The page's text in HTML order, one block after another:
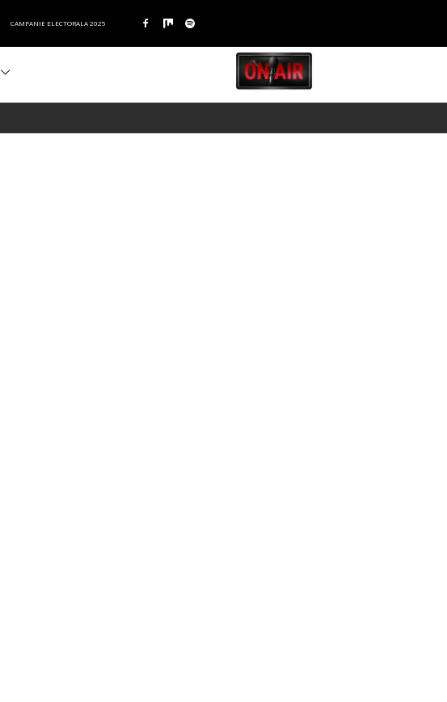
CAMPANIE ELECTORALA 2025